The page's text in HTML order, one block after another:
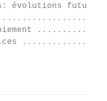
évolutions